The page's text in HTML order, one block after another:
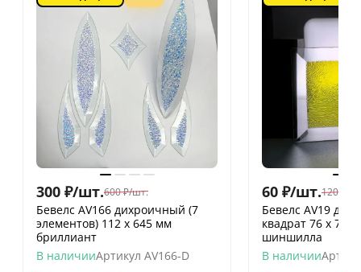
300 ₽/шт.600 ₽/шт.
Бевелс AV166 дихроичный (7
элементов) 112 х 645 мм
бриллиант
В наличииАртикул AV166-D
60 ₽/шт.120
Бевелс AV19
квадрат 76 х 76
шиншилла
В наличии